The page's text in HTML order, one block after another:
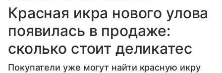
Красная икра нового улова
появилась в продаже:
сколько стоит деликатес
Покупатели уже могут найти красную икру